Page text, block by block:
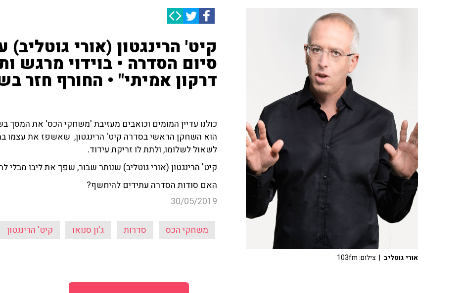
קיט' הרינגטון (אורי
סיום הסדרה • בוידוי מרגש
דרקון אמיתי" • החורף חזר
כולנו עדיין המומים וכואבים מעזיבת 'משחקי הכס' את
הוא השחקן הראשי בסדרה קיט' הרינגטון, שאשפז את עצמו
לשאול לשלומו, ולתת לו זריקת עידוד.
קיט' הרינגטון (אורי גוטליב) שנותר שבור, שפך את ליבו מבלי
האם סודות הסדרה עתידים להיחשף?
30/05/2019
משחקי הכס סדרות ג'ון סנואו קיט' הרינגטון
אורי גוטליב | צילום: 103fm